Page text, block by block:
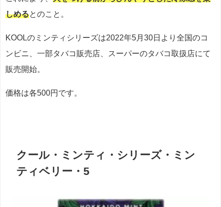
しめるとのこと。
KOOLのミンティシリーズは2022年5月30日より全国のコ
ンビニ、一部タバコ販売店、スーパーのタバコ取扱店にて
販売開始。
価格は各500円です。
クール・ミンティ・シリーズ・ミン
ティベリー・5